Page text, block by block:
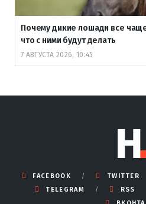
Почему дикие лошади все
что с ними будут делать
7 АВГУСТА 2026, 10:45
FACEBOOK TWITTER
TELEGRAM
RSS